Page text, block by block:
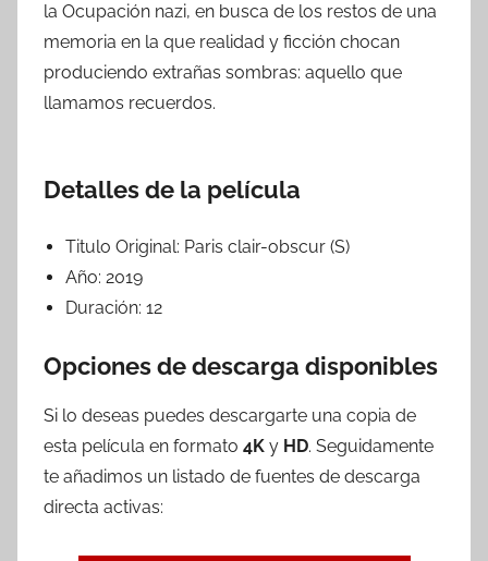
la Ocupación nazi, en busca de los restos de una
memoria en la que realidad y ficción chocan
produciendo extrañas sombras: aquello que
llamamos recuerdos.
Detalles de la película
Titulo Original: Paris clair-obscur (S)
Año: 2019
Duración: 12
Opciones de descarga disponibles
Si lo deseas puedes descargarte una copia de
esta película en formato 4K y HD. Seguidamente
te añadimos un listado de fuentes de descarga
directa activas: